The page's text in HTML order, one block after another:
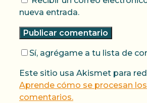
nueva entrada.
Sí, agrégame a tu lista de
Este sitio usa Akismet para
Aprende cómo se procesan
comentarios.